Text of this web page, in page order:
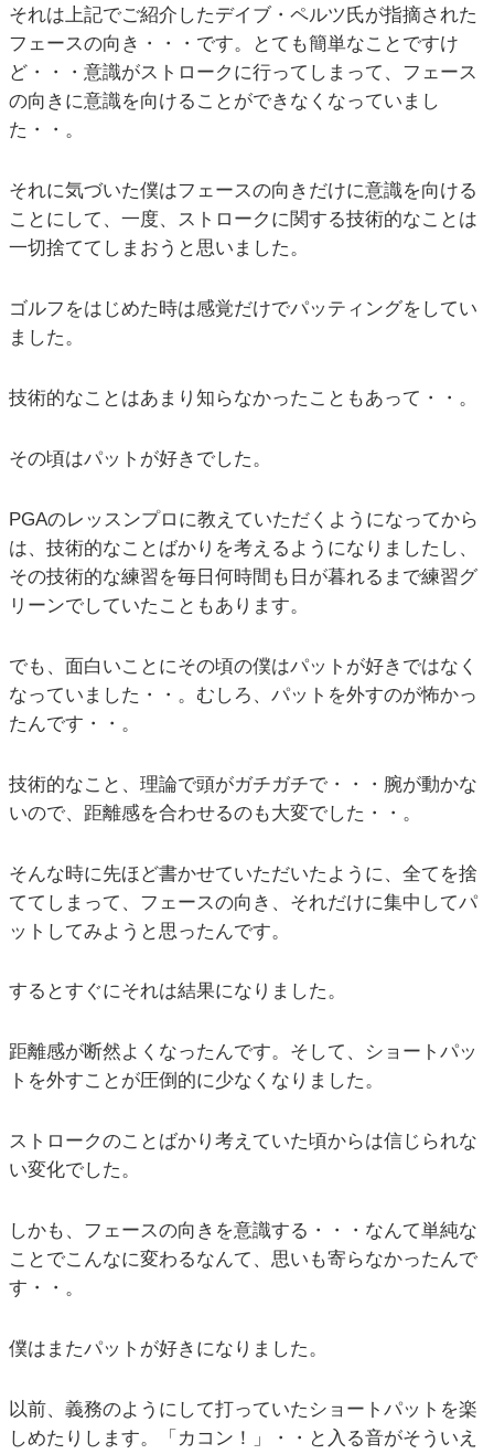
それは上記でご紹介したデイブ・ペルツ氏が指摘された
フェースの向き・・・です。とても簡単なことですけ
ど・・・意識がストロークに行ってしまって、フェース
の向きに意識を向けることができなくなっていまし
た・・。
それに気づいた僕はフェースの向きだけに意識を向ける
ことにして、一度、ストロークに関する技術的なことは
一切捨ててしまおうと思いました。
ゴルフをはじめた時は感覚だけでパッティングをしてい
ました。
技術的なことはあまり知らなかったこともあって・・。
その頃はパットが好きでした。
PGAのレッスンプロに教えていただくようになってから
は、技術的なことばかりを考えるようになりましたし、
その技術的な練習を毎日何時間も日が暮れるまで練習グ
リーンでしていたこともあります。
でも、面白いことにその頃の僕はパットが好きではなく
なっていました・・。むしろ、パットを外すのが怖かっ
たんです・・。
技術的なこと、理論で頭がガチガチで・・・腕が動かな
いので、距離感を合わせるのも大変でした・・。
そんな時に先ほど書かせていただいたように、全てを捨
ててしまって、フェースの向き、それだけに集中してパ
ットしてみようと思ったんです。
するとすぐにそれは結果になりました。
距離感が断然よくなったんです。そして、ショートパッ
トを外すことが圧倒的に少なくなりました。
ストロークのことばかり考えていた頃からは信じられな
い変化でした。
しかも、フェースの向きを意識する・・・なんて単純な
ことでこんなに変わるなんて、思いも寄らなかったんで
す・・。
僕はまたパットが好きになりました。
以前、義務のようにして打っていたショートパットを楽
しめたりします。「カコン！」・・と入る音がそういえ